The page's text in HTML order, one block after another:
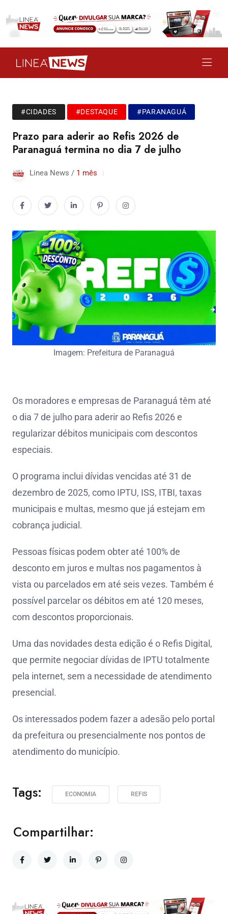
#CIDADES #DESTAQUE #PARANAGUÁ
Prazo para aderir ao Refis 2026 de
Paranaguá termina no dia 7 de julho
Linea News / 1 mês
Imagem: Prefeitura de Paranaguá
Os moradores e empresas de Paranaguá têm até
o dia 7 de julho para aderir ao Refis 2026 e
regularizar débitos municipais com descontos
especiais.
O programa inclui dívidas vencidas até 31 de
dezembro de 2025, como IPTU, ISS, ITBI, taxas
municipais e multas, mesmo que já estejam em
cobrança judicial.
Pessoas físicas podem obter até 100% de
desconto em juros e multas nos pagamentos à
vista ou parcelados em até seis vezes. Também é
possível parcelar os débitos em até 120 meses,
com descontos proporcionais.
Uma das novidades desta edição é o Refis Digital,
que permite negociar dívidas de IPTU totalmente
pela internet, sem a necessidade de atendimento
presencial.
Os interessados podem fazer a adesão pelo portal
da prefeitura ou presencialmente nos pontos de
atendimento do município.
Tags: ECONOMIA REFIS
Compartilhar: